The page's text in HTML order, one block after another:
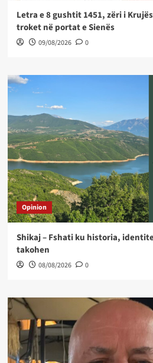
Letra e 8 gushtit 1451, zëri i
troket në portat e Sienës
09/08/2026 0
Opinion
Shikaj – Fshati ku historia,
takohen
08/08/2026 0